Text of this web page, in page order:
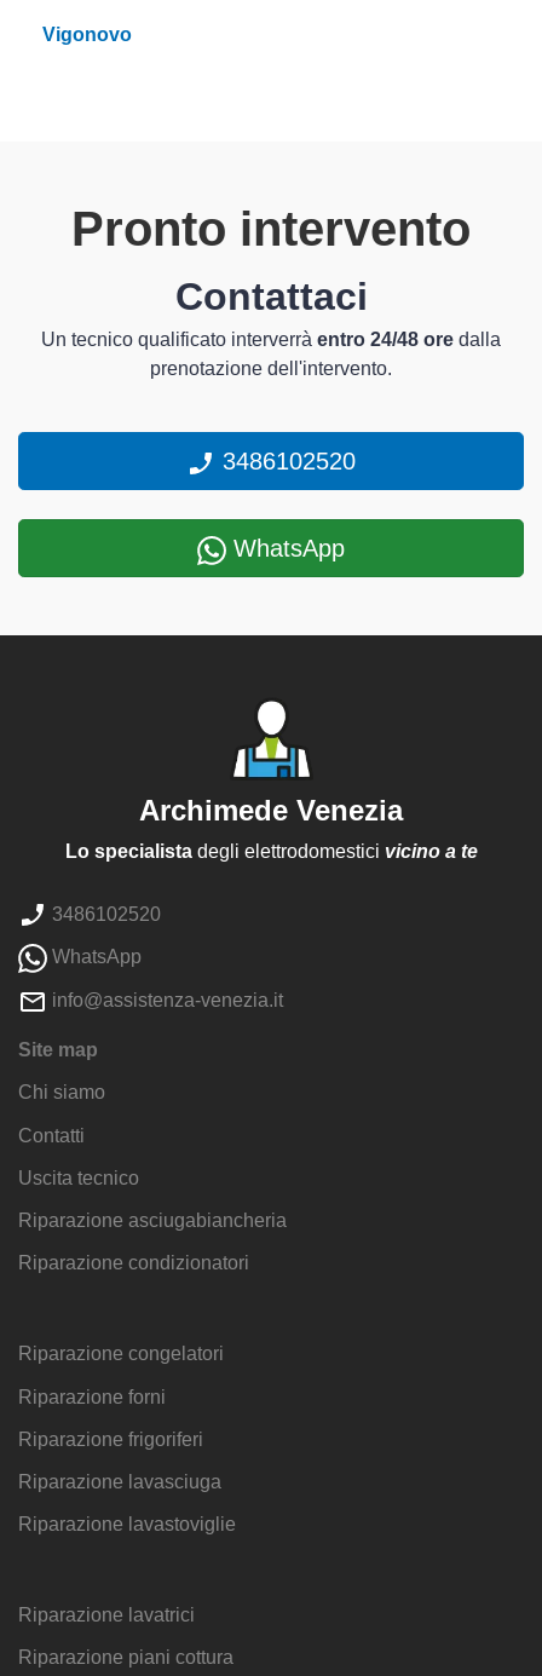
Vigonovo
Pronto intervento
Contattaci
Un tecnico qualificato interverrà entro 24/48 ore dalla
prenotazione dell'intervento.
3486102520
WhatsApp
Archimede Venezia
Lo specialistadegli elettrodomestici vicino a te
3486102520
WhatsApp
info@assistenza-venezia.it
Site map
Chi siamo
Contatti
Uscita tecnico
Riparazione asciugabiancheria
Riparazione condizionatori
Riparazione congelatori
Riparazione forni
Riparazione frigoriferi
Riparazione lavasciuga
Riparazione lavastoviglie
Riparazione lavatrici
Riparazione piani cottura